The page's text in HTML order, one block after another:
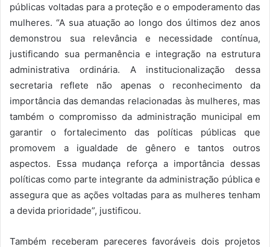
públicas voltadas para a proteção e o empoderamento das
mulheres. “A sua atuação ao longo dos últimos dez anos
demonstrou sua relevância e necessidade contínua,
justificando sua permanência e integração na estrutura
administrativa ordinária. A institucionalização dessa
secretaria reflete não apenas o reconhecimento da
importância das demandas relacionadas às mulheres, mas
também o compromisso da administração municipal em
garantir o fortalecimento das políticas públicas que
promovem a igualdade de gênero e tantos outros
aspectos. Essa mudança reforça a importância dessas
políticas como parte integrante da administração pública e
assegura que as ações voltadas para as mulheres tenham
a devida prioridade”, justificou.
Também receberam pareceres favoráveis dois projetos